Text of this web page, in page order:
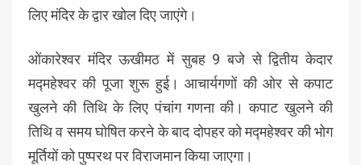
लिए मंदिर के द्वार खोल दिए जाएंगे।
ओंकारेश्वर मंदिर ऊखीमठ में सुबह 9 बजे से द्वितीय केदार
मद्महेश्वर की पूजा शुरू हुई। आचार्यगणों की ओर से कपाट
खुलने की तिथि के लिए पंचांग गणना की। कपाट खुलने की
तिथि व समय घोषित करने के बाद दोपहर को मद्महेश्वर की भोग
मूर्तियों को पुष्परथ पर विराजमान किया जाएगा।